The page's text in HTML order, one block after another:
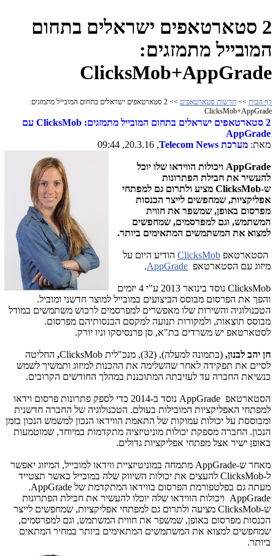
2 סטארטאפים ישראלים בתחום
המובייל מתמזגים:
ClicksMob+AppGrade
דף הבית >> חדשות סטארטאפים
>> 2 סטארטאפים ישראלים בתחום המובייל מתמזגים:
ClicksMob+AppGrade
2 סטארטאפים ישראלים בתחום המובייל מתמזגים: ClicksMob עם
AppGrade
מאת: מערכת Telecom News
, 20.3.16, 09:44
AppGrade ויכולות הווידאו שלו יוכל
להעשיר את חבילת הפתרונות
ש-ClicksMob מציע ולתרום גם למפתחי
אפליקציות, שמחפשים לייצר הכנסות
מפרסום באופן, שמשפר את חווית
המשתמש, וגם למפרסמים, שמחפשים
למצוא את המשתמשים המתאימים ביותר.
הסטארטאפ ClicksMob הודיע היום על
מיזוג עם הסטארטאפ
.AppGrade
ClicksMob
נוסד בינואר 2013 ע"י 4 יזמים
והפך את הפרסום מבוסס הביצועים במובייל למוצר חדשני ומוביל.
הטכנולוגיה והשירות שלו מאפשרים למפרסמים לרכוש משתמשים במודל
מבוסס תוצאות, ולמקורות תנועה למקסם הכנסותיהם מפרסום.
לסטארטאפ יש משרדים בת"א, סן פרנסיסקו וניו יורק.
חן יהב לבנון, (בתמונה למעלה), (32), מנכ"לית ClicksMob
, החליטה
לסיים את תפקידה לאחר שהשלימה את ההכנות למיזוג ותמשיך לשמש
כנשיאת החברה עד לעזיבתה המתוכננת במהלך החודשים הקרובים.
הסטארטאפ AppGrade
נוסד ב-2014 כדי לספק פתרונות פרסום וידאו
למפתחי האפליקציות המובילות בעולם. הטכנולוגיה של החברה חדשנית
ומבוססת על יכולות עמוקות של התאמת הווידאו הנכון למשמש הנכון בזמן
הנכון. החברה מספקת יכולות מוניטיזציה מתקדמות במיוחד, שמוטמעות
באופן ישיר אצל מפתחי אפליקציות גדולים.
מאחר ש-AppGrade מתמחה במוניטיזציית ווידאו למובייל, המיזוג יאפשר
לClicksMob- להעצים את יכולות השיווק שלה במובייל כאשר תצטייד
מעתה גם בפלטפורמת הפרסום בווידאו המתקדמת של AppGrade
.
AppGrade ויכולות הווידאו שלה יוכלו להעשיר את חבילת הפתרונות
ש-ClicksMob מציעה ולתרום גם למפתחי אפליקציות, שמחפשים לייצר
הכנסות מפרסום באופן, שמשפר את חווית המשתמש, וגם למפרסמים,
שמחפשים למצוא את המשתמשים המתאימים ביותר במחיר המתאים
ביותר.